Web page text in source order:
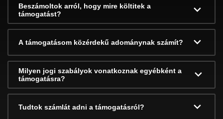
Beszámoltok arról, hogy mire költitek a
támogatást?
A támogatásom közérdekű adománynak számít?
Milyen jogi szabályok vonatkoznak egyébként a
támogatásra?
Tudtok számlát adni a támogatásról?